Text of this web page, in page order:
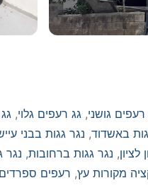
רעפים גושני, גג רעפים גלוי,
באשדוד, נגר גגות בבני
, נגר גגות ברחובות, נגר
מקורות עץ, רעפים ספרדים